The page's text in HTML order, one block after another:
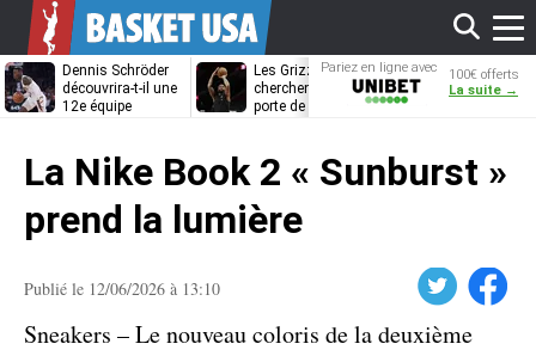
Dennis Schröder
découvrira-t-il une
12e équipe
Les Grizzlies
cherchent déjà une
porte de sortie
Dwane Casey
bientôt coach
Pariez en ligne avec
Unibet
100€ offerts
La suite →
La Nike Book 2 « Sunburst »
prend la lumière
Publié le 12/06/2026 à 13:10 Facebook
Sneakers – Le nouveau coloris de la deuxième